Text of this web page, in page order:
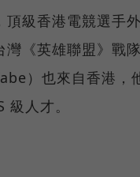
頂級香港電競選手
灣《英雄聯盟》戰
）也來自香港，
級人才。